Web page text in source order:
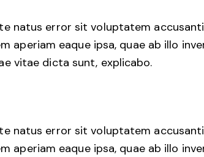
natus error sit voluptatem
aperiam eaque ipsa, quae ab illo
vitae dicta sunt, explicabo.
natus error sit voluptatem
aperiam eaque ipsa, quae ab illo